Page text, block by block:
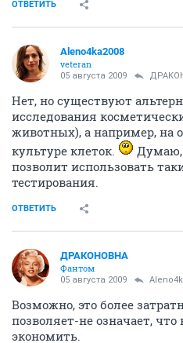
своим безразличием к
корпорации ежегодно
Для извлечения прибыли
для стирки, гигиены и
переступить через
Вылив на себя шампунь
омывается кровью, болью и
статье были перечислены
практикуют тестирование
животных и какие фирмы
животных свою продукцию.
Недавно прочитала статью
косметики на животных.
относитесь к этому?
ОТВЕТИТЬ
ДРАКОНОВНА
Фантом
05 августа 2009